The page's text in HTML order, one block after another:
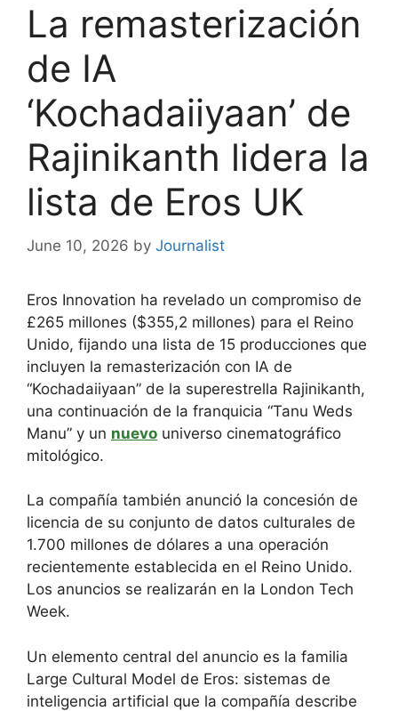
La remasterización
de IA
‘Kochadaiiyaan’ de
Rajinikanth lidera la
lista de Eros UK
June 10, 2026 by Journalist
Eros Innovation ha revelado un compromiso de
£265 millones ($355,2 millones) para el Reino
Unido, fijando una lista de 15 producciones que
incluyen la remasterización con IA de
“Kochadaiiyaan” de la superestrella Rajinikanth,
una continuación de la franquicia “Tanu Weds
Manu” y un nuevo universo cinematográfico
mitológico.
La compañía también anunció la concesión de
licencia de su conjunto de datos culturales de
1.700 millones de dólares a una operación
recientemente establecida en el Reino Unido.
Los anuncios se realizarán en la London Tech
Week.
Un elemento central del anuncio es la familia
Large Cultural Model de Eros: sistemas de
inteligencia artificial que la compañía describe